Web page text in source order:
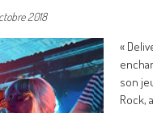
2018
«
son
Rock,